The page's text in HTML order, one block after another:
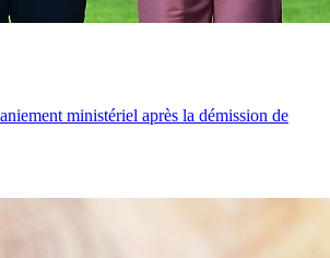
ministériel après la démission de